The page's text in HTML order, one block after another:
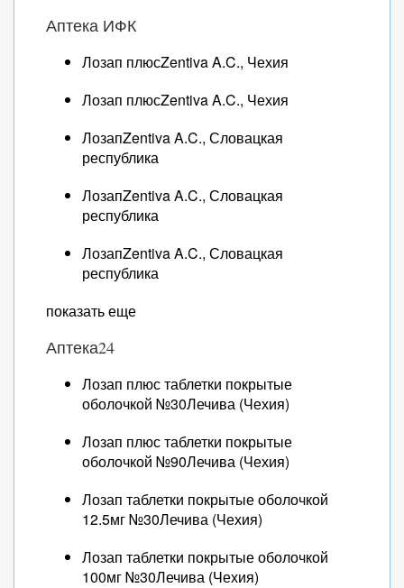
Аптека ИФК
Лозап плюсZentiva A.C., Чехия
Лозап плюсZentiva A.C., Чехия
ЛозапZentiva A.C., Словацкая
республика
ЛозапZentiva A.C., Словацкая
республика
ЛозапZentiva A.C., Словацкая
республика
показать еще
Аптека24
Лозап плюс таблетки покрытые
оболочкой №30Лечива (Чехия)
Лозап плюс таблетки покрытые
оболочкой №90Лечива (Чехия)
Лозап таблетки покрытые оболочкой
12.5мг №30Лечива (Чехия)
Лозап таблетки покрытые оболочкой
100мг №30Лечива (Чехия)